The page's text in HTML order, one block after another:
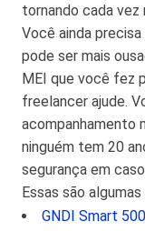
tornando cada
Você ainda
pode ser mais
MEI que você fez
freelancer ajude.
acompanhamento
ninguém tem 20
segurança em
Essas são
GNDI Smart 500